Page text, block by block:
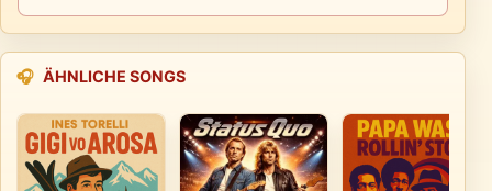
🎧 ÄHNLICHE SONGS